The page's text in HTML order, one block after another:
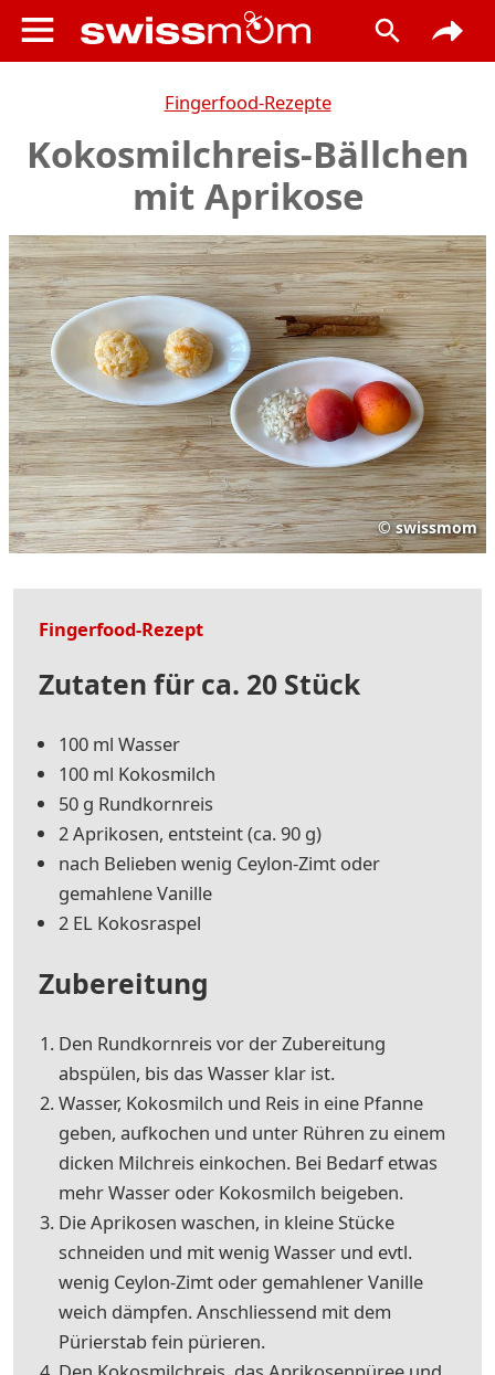
Fingerfood-Rezepte
Kokosmilchreis-Bällchen
mit Aprikose
© swissmom
Fingerfood-Rezept
Zutaten für ca. 20 Stück
100 ml Wasser
100 ml Kokosmilch
50 g Rundkornreis
2 Aprikosen, entsteint (ca. 90 g)
nach Belieben wenig Ceylon-Zimt oder
gemahlene Vanille
2 EL Kokosraspel
Zubereitung
Den Rundkornreis vor der Zubereitung
abspülen, bis das Wasser klar ist.
Wasser, Kokosmilch und Reis in eine Pfanne
geben, aufkochen und unter Rühren zu einem
dicken Milchreis einkochen. Bei Bedarf etwas
mehr Wasser oder Kokosmilch beigeben.
Die Aprikosen waschen, in kleine Stücke
schneiden und mit wenig Wasser und evtl.
wenig Ceylon-Zimt oder gemahlener Vanille
weich dämpfen. Anschliessend mit dem
Pürierstab fein pürieren.